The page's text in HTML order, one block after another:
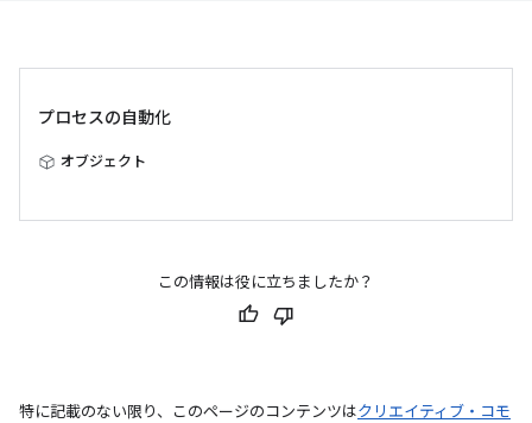
プロセスの自動化
オブジェクト
この情報は役に立ちましたか？
特に記載のない限り、このページのコンテンツはクリエイティブ・コモ